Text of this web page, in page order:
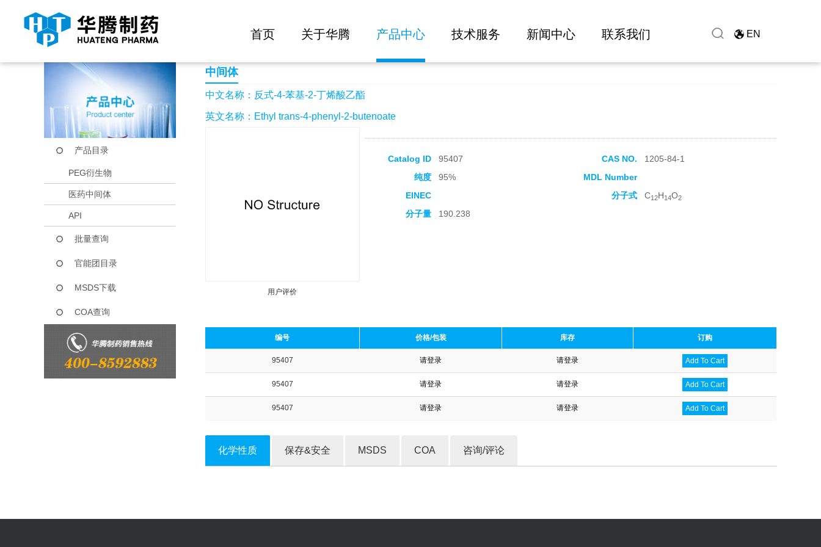
首页 关于华腾 产品中心 技术服务 新闻中心 联系我们 EN
当前位置： 首页 产品中心 反式-4-苯基-2-丁烯酸乙酯
产品目录
PEG衍生物
医药中间体
API
批量查询
官能团目录
MSDS下载
COA查询
中间体
中文名称：反式-4-苯基-2-丁烯酸乙酯
英文名称：Ethyl trans-4-phenyl-2-butenoate
用户评价
收藏产品
Catalog ID 95407 CAS NO.
1205-84-1
纯度
95%
MDL Number
EINEC
分子式 C12H14O2
分子量 190.238
编号 价格/包装 库存 订购
95407 请登录 请登录 Add To Cart
95407 请登录 请登录 Add To Cart
95407 请登录 请登录 Add To Cart
化学性质 保存&安全 MSDS COA 咨询/评论